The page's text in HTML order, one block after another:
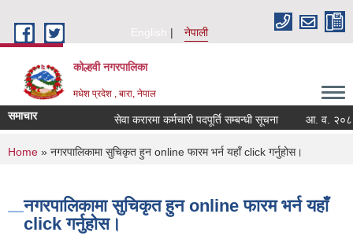
English
नेपाली
कोल्हवी नगरपालिका
मधेश प्रदेश , बारा, नेपाल
समाचार सेवा करारमा कर्मचारी पदपूर्ति सम्बन्धी सूचना आ. व. २०८३/
You are here
Home » नगरपालिकामा सुचिकृत हुन online फारम भर्न यहाँ click गर्नुहोस।
नगरपालिकामा सुचिकृत हुन online फारम भर्न यहाँ
click गर्नुहोस।